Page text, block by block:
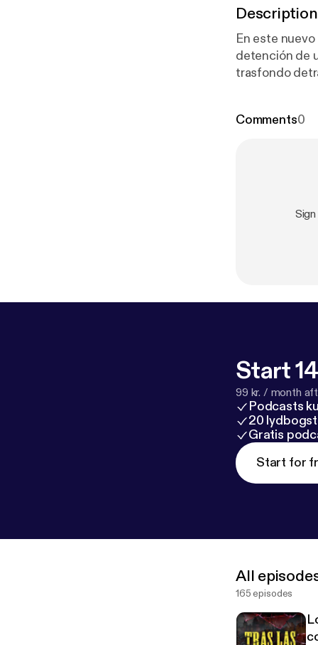
Description
En este
detención de
trasfondo
sin realizar un
Comments0
Start
99 kr. / month
Podcasts
20
Gratis
Start for
All
165 episodes